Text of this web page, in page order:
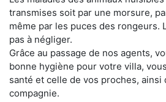
transmises soit par une morsure,
même par les puces des rongeurs.
pas à négliger.
Grâce au passage de nos agents,
bonne hygiène pour votre villa,
santé et celle de vos proches, ainsi
compagnie.